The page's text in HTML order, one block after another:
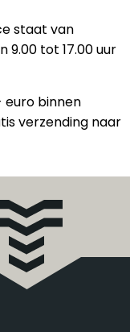
staat van
9.00 tot 17.00 uur
euro binnen
verzending naar